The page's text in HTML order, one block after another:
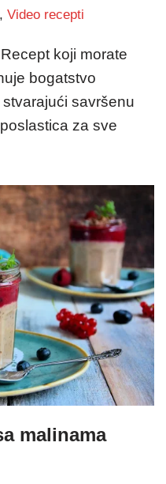
, Video recepti
koji morate
bogatstvo
savršenu
za sve
malinama